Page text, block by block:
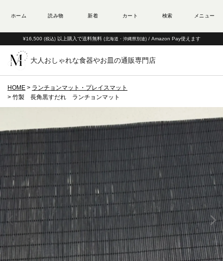
¥16,500 (税込) 以上購入で送料無料 (北海道・沖縄県別途) / Amazon Pay使えます
大人おしゃれな食器やお皿の通販専門店
HOME
ランチョンマット・プレイスマット
竹製 長角黒すだれ ランチョンマット